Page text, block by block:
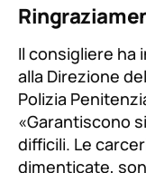
Il consigliere ha
alla Direzione
Polizia
«Garantiscono
difficili. Le
dimenticate,